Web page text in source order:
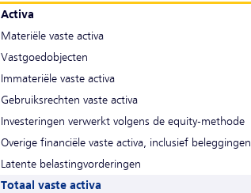
Activa
Materiële vaste activa
Vastgoedobjecten
Immateriële vaste activa
Gebruiksrechten vaste activa
Investeringen verwerkt volgens de equity-methode
Overige financiële vaste activa, inclusief beleggingen
Latente belastingvorderingen
Totaal vaste activa